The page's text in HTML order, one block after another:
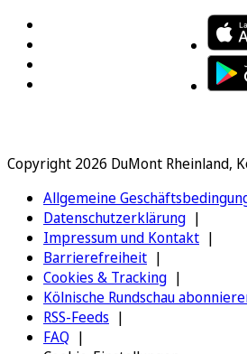
Copyright 2026 DuMont Rheinland,
Allgemeine
Datenschutzerklärung
Impressum und Kontakt
Barrierefreiheit
Cookies & Tracking
Kölnische Rundschau
RSS-Feeds
FAQ